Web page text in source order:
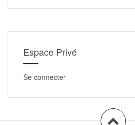
Espace Privé
Se connecter